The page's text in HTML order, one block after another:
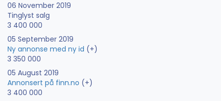
06 November 2019
Tinglyst salg
3 400 000
05 September 2019
Ny annonse med ny id (+)
3 350 000
05 August 2019
Annonsert på finn.no (+)
3 400 000